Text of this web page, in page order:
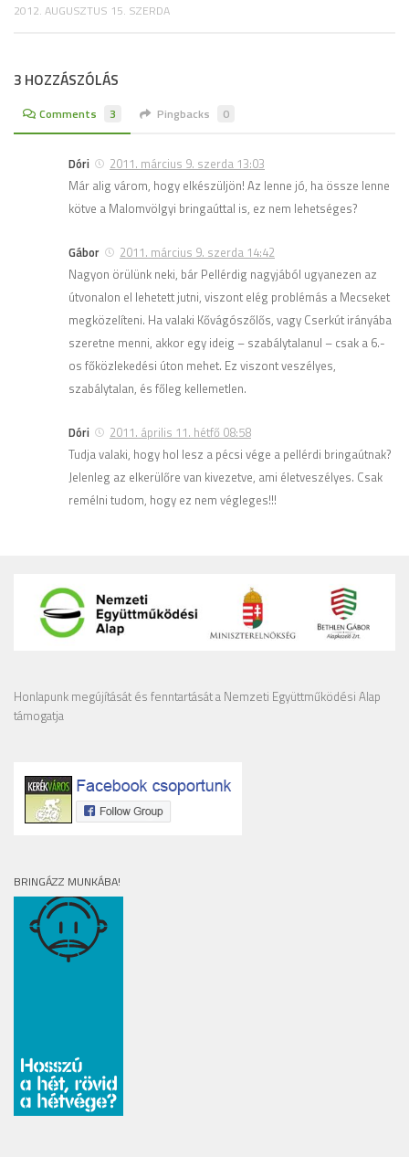
2012. AUGUSZTUS 15. SZERDA
3 HOZZÁSZÓLÁS
Comments 3 Pingbacks 0
Dóri
2011. március 9. szerda 13:03
Már alig várom, hogy elkészüljön! Az lenne jó, ha össze lenne
kötve a Malomvölgyi bringaúttal is, ez nem lehetséges?
Gábor
2011. március 9. szerda 14:42
Nagyon örülünk neki, bár Pellérdig nagyjából ugyanezen az
útvonalon el lehetett jutni, viszont elég problémás a Mecseket
megközelíteni. Ha valaki Kővágószőlős, vagy Cserkút irányába
szeretne menni, akkor egy ideig – szabálytalanul – csak a 6.-
os főközlekedési úton mehet. Ez viszont veszélyes,
szabálytalan, és főleg kellemetlen.
Dóri
2011. április 11. hétfő 08:58
Tudja valaki, hogy hol lesz a pécsi vége a pellérdi bringaútnak?
Jelenleg az elkerülőre van kivezetve, ami életveszélyes. Csak
remélni tudom, hogy ez nem végleges!!!
Honlapunk megújítását és fenntartását a Nemzeti Együttműködési Alap
támogatja
BRINGÁZZ MUNKÁBA!